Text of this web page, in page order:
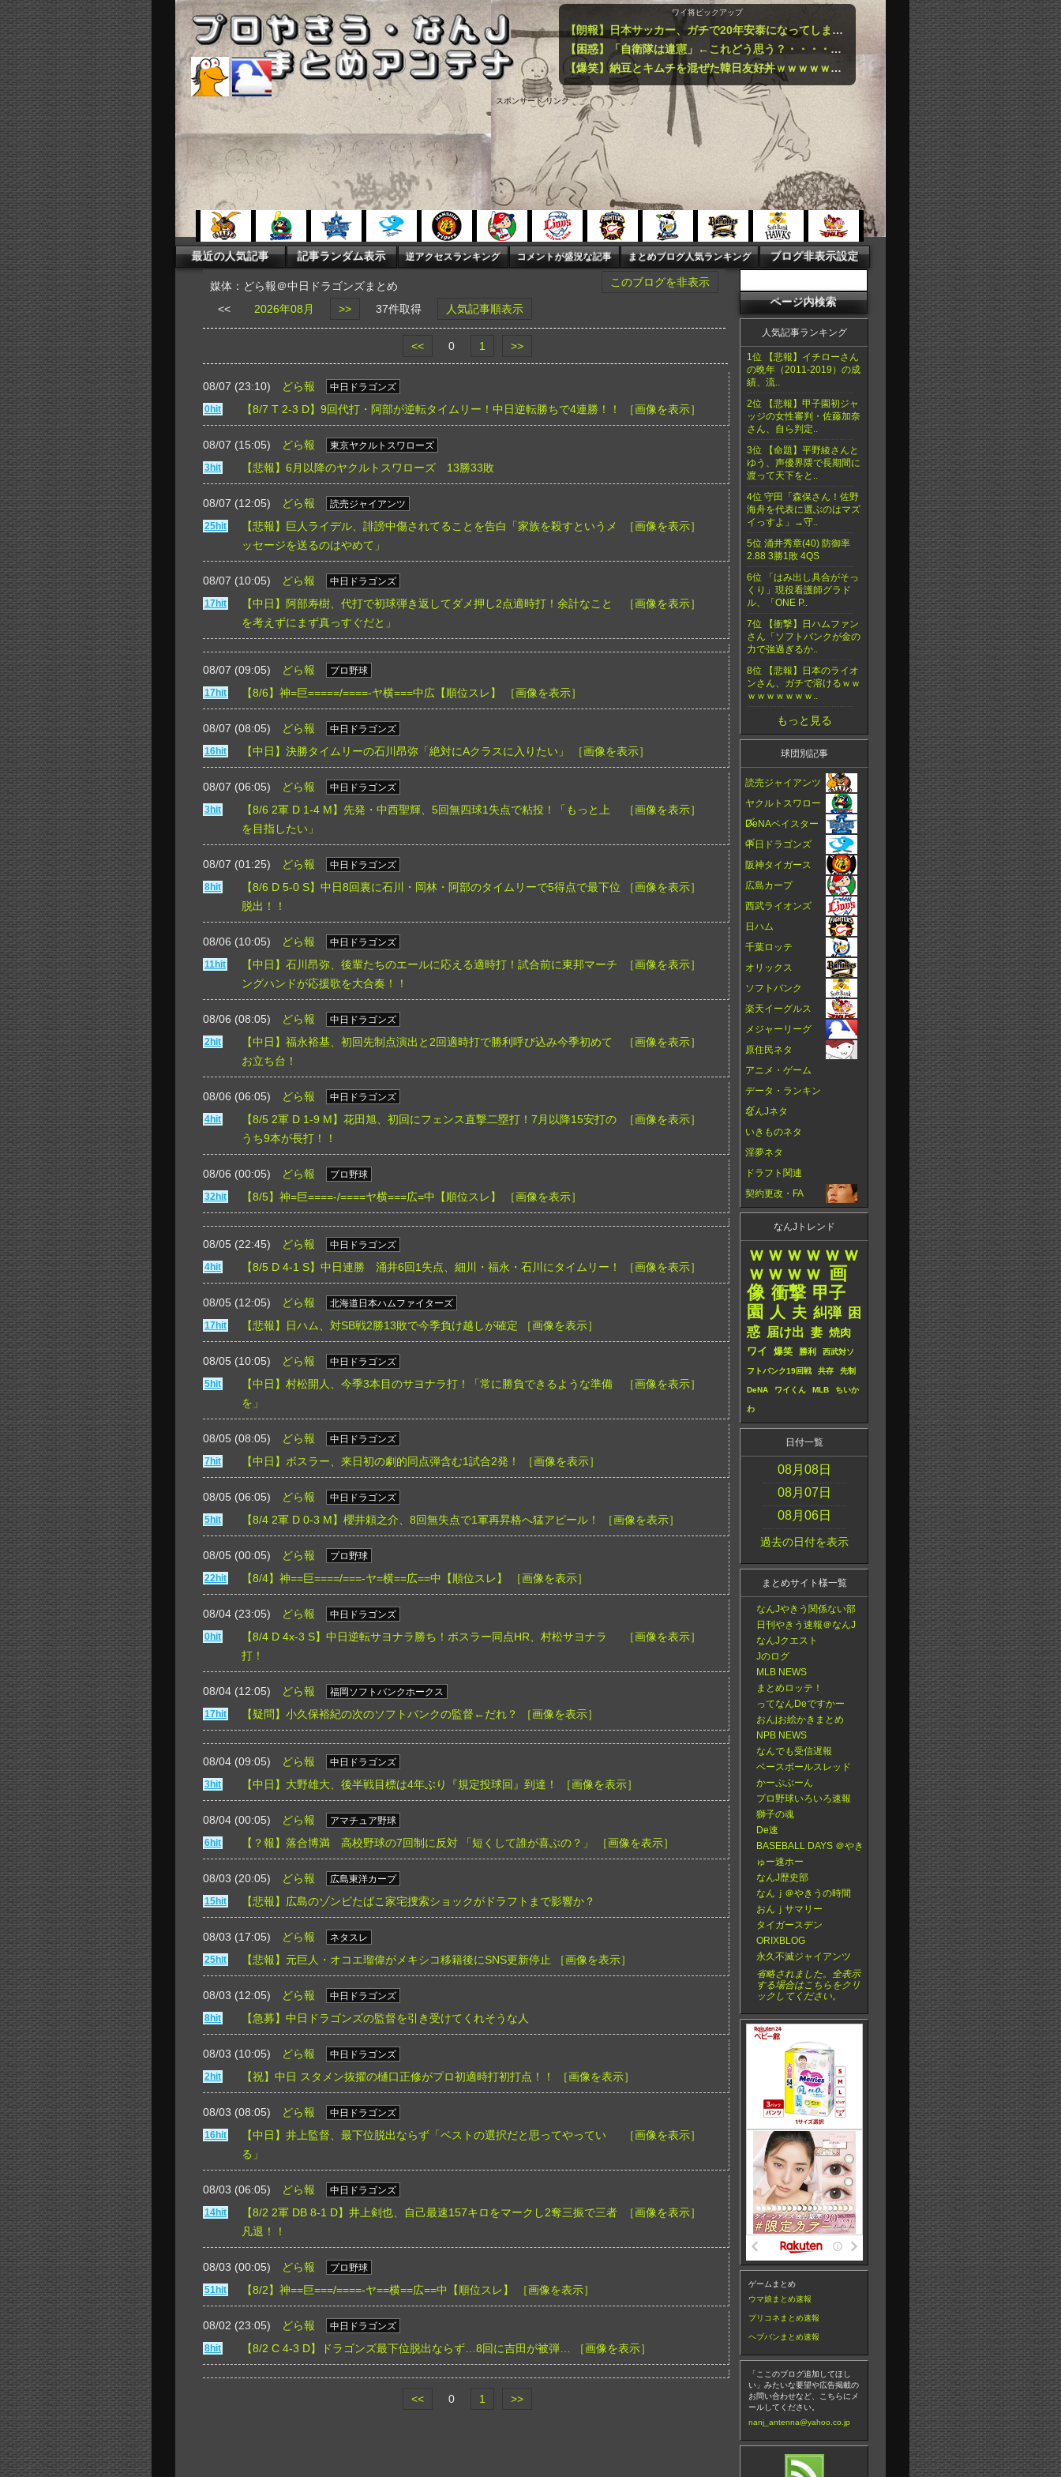
ワイ将ピックアップ
【朗報】日本サッカー、ガチで20年安泰になってしまうｗｗｗｗｗｗｗｗｗｗ
【困惑】「自衛隊は違憲」←これどう思う？・・・・・・・・・
【爆笑】納豆とキムチを混ぜた韓日友好丼ｗｗｗｗｗｗｗｗｗｗ
スポンサード リンク
媒体：どら報＠中日ドラゴンズまとめ このブログを非表示
<< 2026年08月 >> 37件取得 人気記事順表示
<< 0 1 >>
08/07 (23:10) どら報
中日ドラゴンズ
0hit
【8/7 T 2-3 D】9回代打・阿部が逆転タイムリー！中日逆転勝ちで4連勝！！ ［画像を表示］
08/07 (15:05) どら報
東京ヤクルトスワローズ
3hit
【悲報】6月以降のヤクルトスワローズ 13勝33敗
08/07 (12:05) どら報
読売ジャイアンツ
25hit
【悲報】巨人ライデル、誹謗中傷されてることを告白「家族を殺すというメ
ッセージを送るのはやめて」
［画像を表示］
08/07 (10:05) どら報
中日ドラゴンズ
17hit
【中日】阿部寿樹、代打で初球弾き返してダメ押し2点適時打！余計なこと
を考えずにまず真っすぐだと」
［画像を表示］
08/07 (09:05) どら報
プロ野球
17hit
【8/6】神=巨=====/====-ヤ横===中広【順位スレ】 ［画像を表示］
08/07 (08:05) どら報
中日ドラゴンズ
16hit
【中日】決勝タイムリーの石川昂弥「絶対にAクラスに入りたい」 ［画像を表示］
08/07 (06:05) どら報
中日ドラゴンズ
3hit
【8/6 2軍 D 1-4 M】先発・中西聖輝、5回無四球1失点で粘投！「もっと上
を目指したい」
［画像を表示］
08/07 (01:25) どら報
中日ドラゴンズ
8hit
【8/6 D 5-0 S】中日8回裏に石川・岡林・阿部のタイムリーで5得点で最下位
脱出！！
［画像を表示］
08/06 (10:05) どら報
中日ドラゴンズ
11hit
【中日】石川昂弥、後輩たちのエールに応える適時打！試合前に東邦マーチ
ングハンドが応援歌を大合奏！！
［画像を表示］
08/06 (08:05) どら報
中日ドラゴンズ
2hit
【中日】福永裕基、初回先制点演出と2回適時打で勝利呼び込み今季初めて
お立ち台！
［画像を表示］
08/06 (06:05) どら報
中日ドラゴンズ
4hit
【8/5 2軍 D 1-9 M】花田旭、初回にフェンス直撃二塁打！7月以降15安打の
うち9本が長打！！
［画像を表示］
08/06 (00:05) どら報
プロ野球
32hit
【8/5】神=巨====-/====ヤ横===広=中【順位スレ】 ［画像を表示］
08/05 (22:45) どら報
中日ドラゴンズ
4hit
【8/5 D 4-1 S】中日連勝 涌井6回1失点、細川・福永・石川にタイムリー！ ［画像を表示］
08/05 (12:05) どら報
北海道日本ハムファイターズ
17hit
【悲報】日ハム、対SB戦2勝13敗で今季負け越しが確定 ［画像を表示］
08/05 (10:05) どら報
中日ドラゴンズ
5hit
【中日】村松開人、今季3本目のサヨナラ打！「常に勝負できるような準備
を」
［画像を表示］
08/05 (08:05) どら報
中日ドラゴンズ
7hit
【中日】ボスラー、来日初の劇的同点弾含む1試合2発！ ［画像を表示］
08/05 (06:05) どら報
中日ドラゴンズ
5hit
【8/4 2軍 D 0-3 M】櫻井頼之介、8回無失点で1軍再昇格へ猛アピール！ ［画像を表示］
08/05 (00:05) どら報
プロ野球
22hit
【8/4】神==巨====/===-ヤ=横==広==中【順位スレ】 ［画像を表示］
08/04 (23:05) どら報
中日ドラゴンズ
0hit
【8/4 D 4x-3 S】中日逆転サヨナラ勝ち！ボスラー同点HR、村松サヨナラ
打！
［画像を表示］
08/04 (12:05) どら報
福岡ソフトバンクホークス
17hit
【疑問】小久保裕紀の次のソフトバンクの監督←だれ？ ［画像を表示］
08/04 (09:05) どら報
中日ドラゴンズ
3hit
【中日】大野雄大、後半戦目標は4年ぶり『規定投球回』到達！ ［画像を表示］
08/04 (00:05) どら報
アマチュア野球
6hit
【？報】落合博満 高校野球の7回制に反対 「短くして誰が喜ぶの？」 ［画像を表示］
08/03 (20:05) どら報
広島東洋カープ
15hit
【悲報】広島のゾンビたばこ家宅捜索ショックがドラフトまで影響か？
08/03 (17:05) どら報
ネタスレ
25hit
【悲報】元巨人・オコエ瑠偉がメキシコ移籍後にSNS更新停止 ［画像を表示］
08/03 (12:05) どら報
中日ドラゴンズ
8hit
【急募】中日ドラゴンズの監督を引き受けてくれそうな人
08/03 (10:05) どら報
中日ドラゴンズ
2hit
【祝】中日 スタメン抜擢の樋口正修がプロ初適時打初打点！！ ［画像を表示］
08/03 (08:05) どら報
中日ドラゴンズ
16hit
【中日】井上監督、最下位脱出ならず「ベストの選択だと思ってやってい
る」
［画像を表示］
08/03 (06:05) どら報
中日ドラゴンズ
14hit
【8/2 2軍 DB 8-1 D】井上剣也、自己最速157キロをマークし2奪三振で三者
凡退！！
［画像を表示］
08/03 (00:05) どら報
プロ野球
51hit
【8/2】神==巨===/====-ヤ==横==広==中【順位スレ】 ［画像を表示］
08/02 (23:05) どら報
中日ドラゴンズ
8hit
【8/2 C 4-3 D】ドラゴンズ最下位脱出ならず…8回に吉田が被弾… ［画像を表示］
<< 0 1 >>
人気記事ランキング
1位 【悲報】イチローさん
の晩年（2011-2019）の成
績、流..
2位 【悲報】甲子園初ジャ
ッジの女性審判・佐藤加奈
さん、自ら判定..
3位 【命題】平野綾さんと
ゆう、声優界隈で長期間に
渡って天下をと..
4位 守田「森保さん！佐野
海舟を代表に選ぶのはマズ
イっすよ」→守..
5位 涌井秀章(40) 防御率
2.88 3勝1敗 4QS
6位 「はみ出し具合がそっ
くり」現役看護師グラド
ル、「ONE P..
7位 【衝撃】日ハムファン
さん「ソフトバンクが金の
力で強過ぎるか..
8位 【悲報】日本のライオ
ンさん、ガチで溶けるｗｗ
ｗｗｗｗｗｗｗ..
もっと見る
球団別記事
読売ジャイアンツ
ヤクルトスワロー
ズ
DeNAベイスター
ズ
中日ドラゴンズ
阪神タイガース
広島カープ
西武ライオンズ
日ハム
千葉ロッテ
オリックス
ソフトバンク
楽天イーグルス
メジャーリーグ
原住民ネタ
アニメ・ゲーム
データ・ランキン
グ
なんJネタ
いきものネタ
淫夢ネタ
ドラフト関連
契約更改・FA
なんJトレンド
ｗｗｗｗｗｗ
ｗｗｗｗ 画
像 衝撃 甲子
園
人 夫 糾弾 困
惑 届け出 妻 焼肉
ワイ 爆笑 勝利 西武対ソ
フトバンク19回戦 共存 先制
DeNA ワイくん MLB ちいか
わ
日付一覧
08月08日
08月07日
08月06日
過去の日付を表示
まとめサイト様一覧
なんJやきう関係ない部
日刊やきう速報＠なんJ
なんJクエスト
Jのログ
MLB NEWS
まとめロッテ！
ってなんDeですかー
おんjお絵かきまとめ
NPB NEWS
なんでも受信遅報
ベースボールスレッド
かーぷぶーん
プロ野球いろいろ速報
獅子の魂
De速
BASEBALL DAYS ＠やき
ゅー速ホー
なんJ歴史部
なんｊ＠やきうの時間
おんｊサマリー
タイガースデン
ORIXBLOG
永久不滅ジャイアンツ
省略されました。全表示
する場合はこちらをクリ
ックしてください。
ゲームまとめ
ウマ娘まとめ速報
プリコネまとめ速報
ヘブバンまとめ速報
「ここのブログ追加してほし
い」みたいな要望や広告掲載の
お問い合わせなど、こちらにメ
ールしてください。
nanj_antenna@yahoo.co.jp